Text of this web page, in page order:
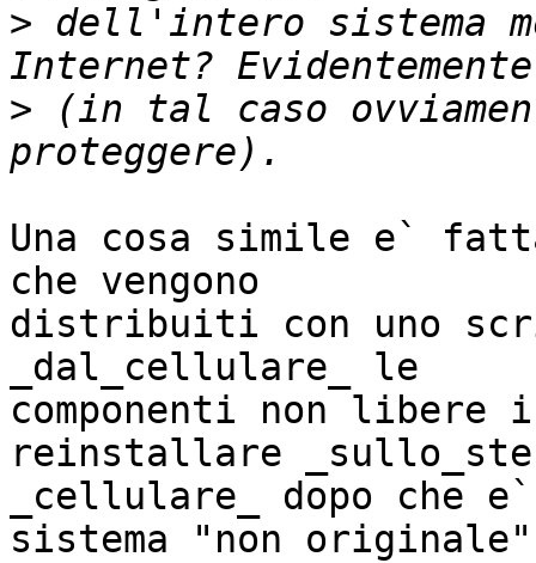
> dell'intero sistema
> (in tal caso
Una cosa simile e`
che vengono
distribuiti con uno
_dal_cellulare_ le
componenti non libere
reinstallare
_cellulare_ dopo
sistema "non